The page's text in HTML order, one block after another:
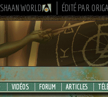
SHAAN WORLD ÉDITÉ PAR
VIDÉOS FORUM ARTICLES